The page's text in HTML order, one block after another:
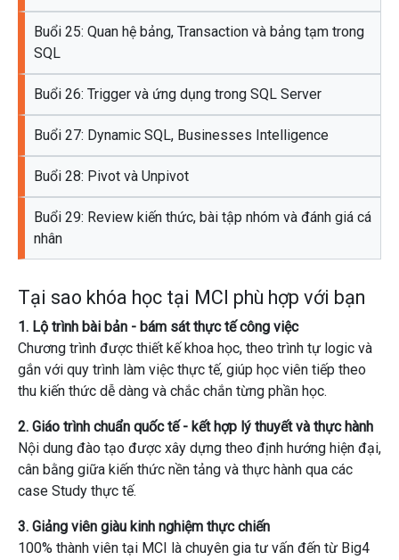
Buổi 25: Quan hệ bảng, Transaction và bảng tạm trong
SQL
Buổi 26: Trigger và ứng dụng trong SQL Server
Buổi 27: Dynamic SQL, Businesses Intelligence
Buổi 28: Pivot và Unpivot
Buổi 29: Review kiến thức, bài tập nhóm và đánh giá cá
nhân
Tại sao khóa học tại MCI phù hợp với bạn
1. Lộ trình bài bản - bám sát thực tế công việc
Chương trình được thiết kế khoa học, theo trình tự logic và
gắn với quy trình làm việc thực tế, giúp học viên tiếp theo
thu kiến ​​thức dễ dàng và chắc chắn từng phần học.
2. Giáo trình chuẩn quốc tế - kết hợp lý thuyết và thực hành
Nội dung đào tạo được xây dựng theo định hướng hiện đại,
cân bằng giữa kiến ​​thức nền tảng và thực hành qua các
case Study thực tế.
3. Giảng viên giàu kinh nghiệm thực chiến
100% thành viên tại MCI là chuyên gia tư vấn đến từ Big4